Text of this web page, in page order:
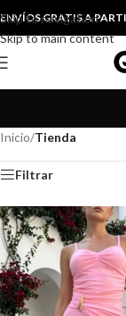
Skip to navigation
Skip to main content
ENVÍOS GRATIS A
Inicio/Tienda
Filtrar